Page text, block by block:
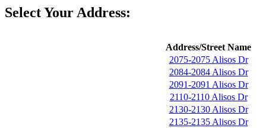
Select Your Address:
Address/Street Name
2075-2075 Alisos Dr
2084-2084 Alisos Dr
2091-2091 Alisos Dr
2110-2110 Alisos Dr
2130-2130 Alisos Dr
2135-2135 Alisos Dr